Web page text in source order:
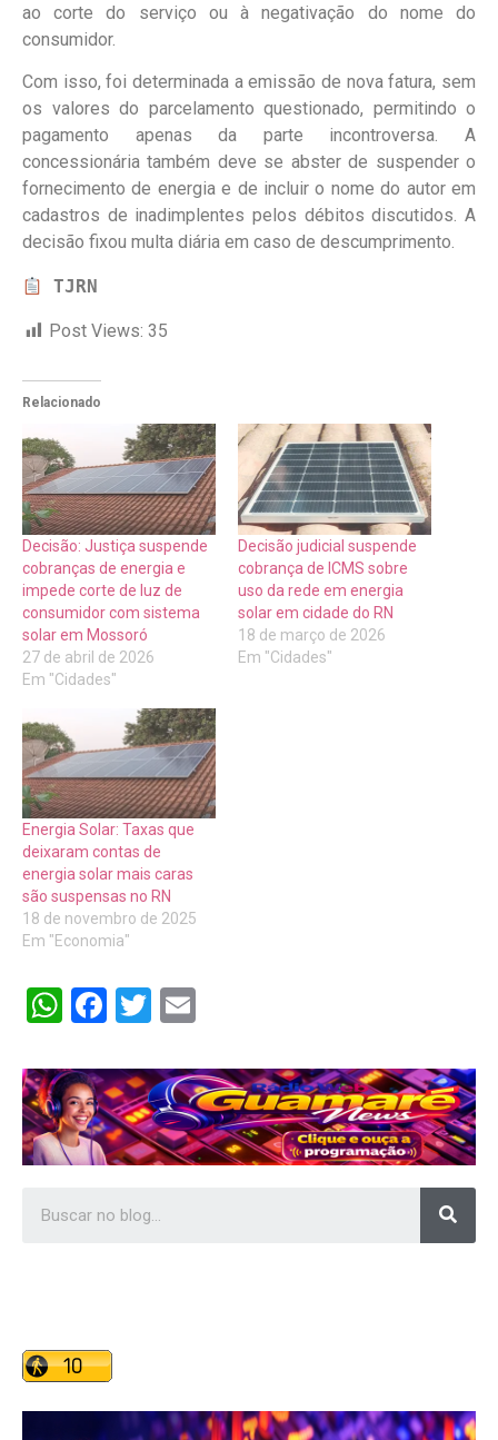
ao corte do serviço ou à negativação do nome do
consumidor.
Com isso, foi determinada a emissão de nova fatura, sem
os valores do parcelamento questionado, permitindo o
pagamento apenas da parte incontroversa. A
concessionária também deve se abster de suspender o
fornecimento de energia e de incluir o nome do autor em
cadastros de inadimplentes pelos débitos discutidos. A
decisão fixou multa diária em caso de descumprimento.
TJRN
Post Views: 35
Relacionado
Decisão: Justiça suspende
cobranças de energia e
impede corte de luz de
consumidor com sistema
solar em Mossoró
27 de abril de 2026
Em "Cidades"
Decisão judicial suspende
cobrança de ICMS sobre
uso da rede em energia
solar em cidade do RN
18 de março de 2026
Em "Cidades"
Energia Solar: Taxas que
deixaram contas de
energia solar mais caras
são suspensas no RN
18 de novembro de 2025
Em "Economia"
WhatsApp
Facebook
Twitter